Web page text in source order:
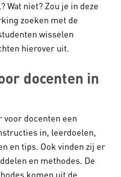
Wat niet? Zou je in deze
zoeken met de
wisselen
hierover uit.
docenten in
voor docenten een
in, leerdoelen,
en tips. Ook vinden zij er
en methodes. De
komen uit de